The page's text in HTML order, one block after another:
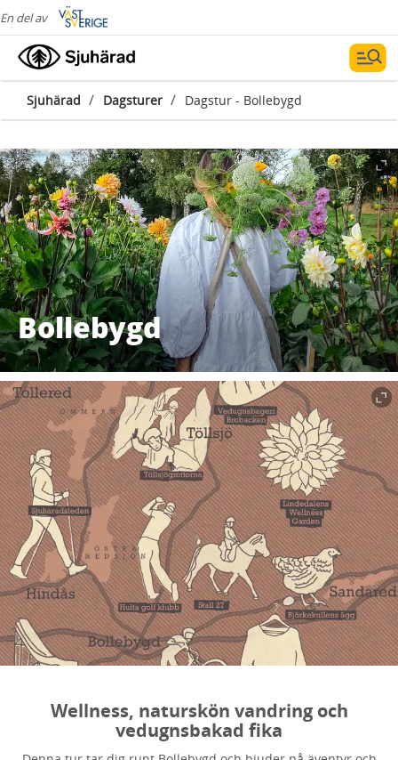
En del av
Sjuhärad / Dagsturer / Dagstur - Bollebygd
Bollebygd
Wellness, naturskön vandring och
vedugnsbakad fika